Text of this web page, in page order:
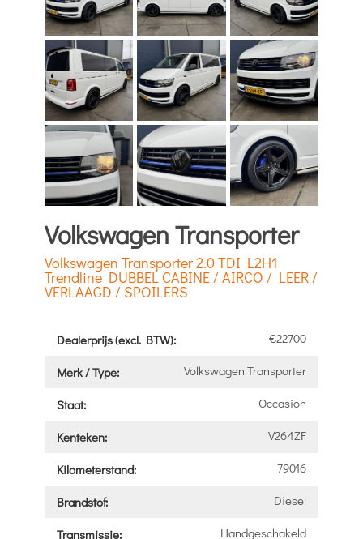
Volkswagen Transporter
Volkswagen Transporter 2.0 TDI L2H1
Trendline DUBBEL CABINE / AIRCO / LEER /
VERLAAGD / SPOILERS
Dealerprijs (excl. BTW): €22700
Merk / Type: Volkswagen Transporter
Staat: Occasion
Kenteken: V264ZF
Kilometerstand: 79016
Brandstof: Diesel
Transmissie: Handgeschakeld